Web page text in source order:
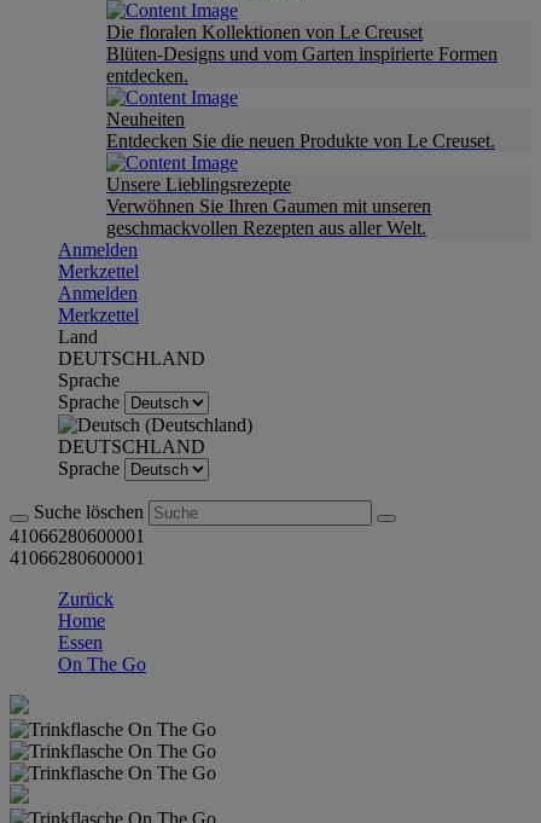
Die floralen Kollektionen von Le Creuset
Blüten-Designs und vom Garten inspirierte Formen
entdecken.
Neuheiten
Entdecken Sie die neuen Produkte von Le Creuset.
Unsere Lieblingsrezepte
Verwöhnen Sie Ihren Gaumen mit unseren
geschmackvollen Rezepten aus aller Welt.
Anmelden
Merkzettel
Anmelden
Merkzettel
Land
DEUTSCHLAND
Sprache
Sprache
DEUTSCHLAND
Sprache
Suche löschen
41066280600001
41066280600001
Zurück
Home
Essen
On The Go